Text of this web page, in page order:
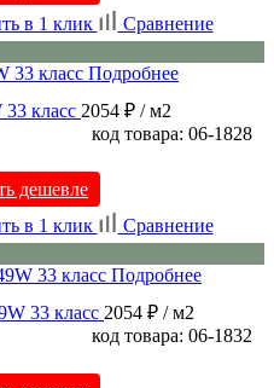
в 1 клик
Сравнение
Подробнее
класс 2054 ₽ / м2
код товара: 06-1828
дешевле
в 1 клик
Сравнение
Подробнее
33 класс 2054 ₽ / м2
код товара: 06-1832